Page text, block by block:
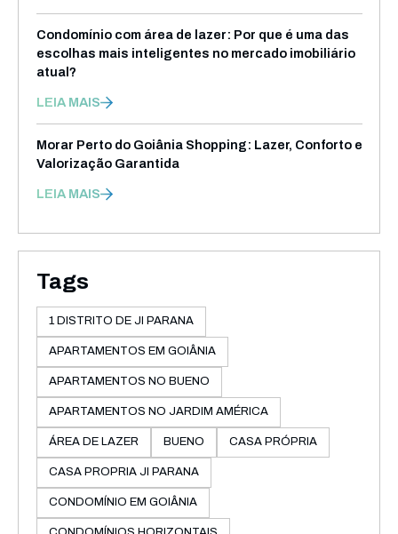
Condomínio com área de lazer: Por que é uma das
escolhas mais inteligentes no mercado imobiliário
atual?
LEIA MAIS
Morar Perto do Goiânia Shopping: Lazer, Conforto e
Valorização Garantida
LEIA MAIS
Tags
1 DISTRITO DE JI PARANA
APARTAMENTOS EM GOIÂNIA
APARTAMENTOS NO BUENO
APARTAMENTOS NO JARDIM AMÉRICA
ÁREA DE LAZER BUENO CASA PRÓPRIA
CASA PROPRIA JI PARANA
CONDOMÍNIO EM GOIÂNIA